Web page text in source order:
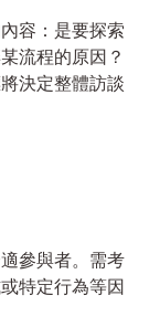
容：是要探索
流程的原因？
決定整體訪談
參與者。需考
特定行為等因